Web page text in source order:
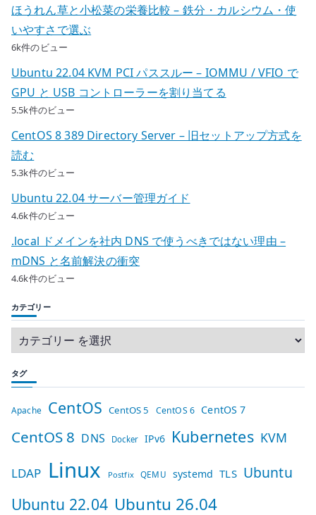
ほうれん草と小松菜の栄養比較 – 鉄分・カルシウム・使
いやすさで選ぶ
6k件のビュー
Ubuntu 22.04 KVM PCI パススルー – IOMMU / VFIO で
GPU と USB コントローラーを割り当てる
5.5k件のビュー
CentOS 8 389 Directory Server – 旧セットアップ方式を
読む
5.3k件のビュー
Ubuntu 22.04 サーバー管理ガイド
4.6k件のビュー
.local ドメインを社内 DNS で使うべきではない理由 –
mDNS と名前解決の衝突
4.6k件のビュー
カテゴリー
タグ
Apache CentOS CentOS 5 CentOS 6 CentOS 7
CentOS 8 DNS Docker IPv6 Kubernetes KVM
LDAP Linux Postfix QEMU systemd TLS Ubuntu
Ubuntu 22.04 Ubuntu 26.04